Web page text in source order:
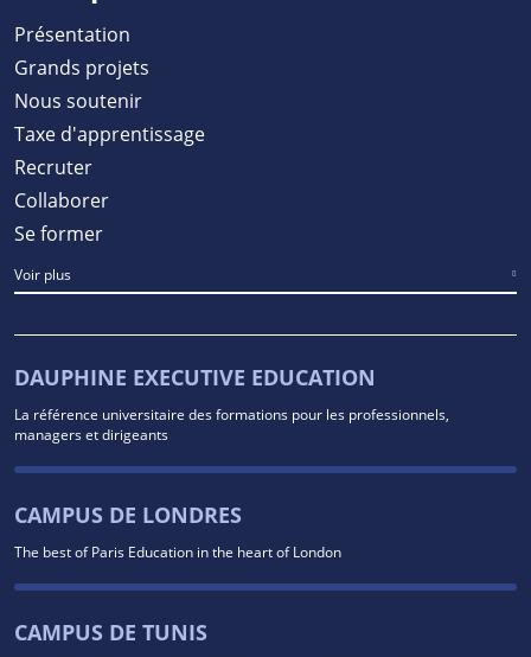
Présentation
Grands projets
Nous soutenir
Taxe d'apprentissage
Recruter
Collaborer
Se former
Voir plus
DAUPHINE EXECUTIVE EDUCATION
La référence universitaire des formations pour les professionnels,
managers et dirigeants
CAMPUS DE LONDRES
The best of Paris Education in the heart of London
CAMPUS DE TUNIS